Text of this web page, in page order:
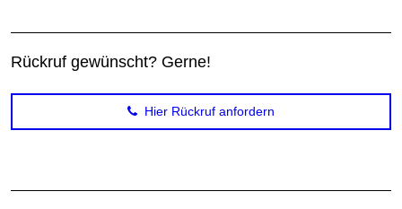
Rückruf gewünscht? Gerne!
Hier Rückruf anfordern